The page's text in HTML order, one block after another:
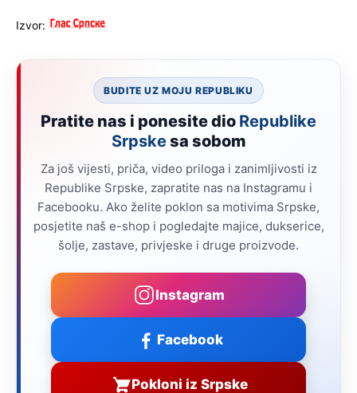
Izvor:
BUDITE UZ MOJU REPUBLIKU
Pratite nas i ponesite dio Republike
Srpskesa sobom
Za još vijesti, priča, video priloga i zanimljivosti iz
Republike Srpske, zapratite nas na Instagramu i
Facebooku. Ako želite poklon sa motivima Srpske,
posjetite naš e-shop i pogledajte majice, dukserice,
šolje, zastave, privjeske i druge proizvode.
Instagram
Facebook
Pokloni iz Srpske